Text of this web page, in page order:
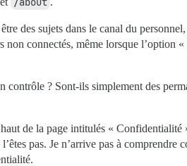
des sujets dans le canal du
connectés, même lorsque l’option
? Sont-ils simplement des
de la page intitulés «
pas. Je n’arrive pas à comprendre